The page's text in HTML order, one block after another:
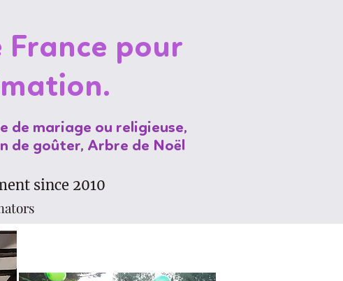
France pour
de mariage ou religieuse,
de goûter, Arbre de Noël
since 2010